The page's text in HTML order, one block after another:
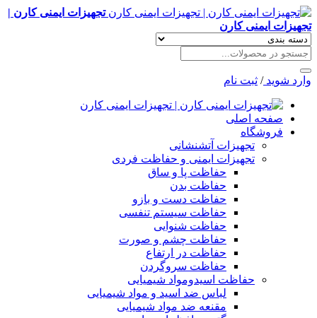
تجهیزات ایمنی کارن |
تجهیزات ایمنی کارن
وارد شوید / ثبت نام
صفحه اصلی
فروشگاه
تجهیزات آتشنشانی
تجهیزات ایمنی و حفاظت فردی
حفاظت پا و ساق
حفاظت بدن
حفاظت دست و بازو
حفاظت سیستم تنفسی
حفاظت شنوایی
حفاظت چشم و صورت
حفاظت در ارتفاع
حفاظت سروگردن
حفاظت اسیدومواد شیمیایی
لباس ضد اسید و مواد شیمیایی
مقنعه ضد مواد شیمیایی